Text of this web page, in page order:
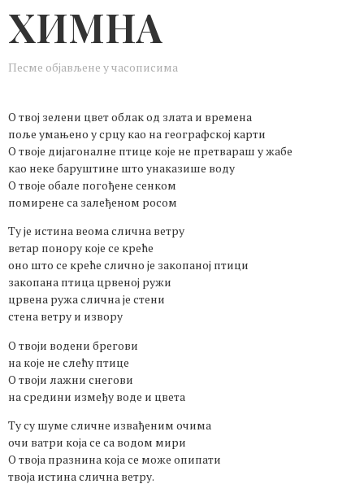
ХИМНА
Песме објављене у часописима
О твој зелени цвет облак од злата и времена
поље умањено у срцу као на географској карти
О твоје дијагоналне птице које не претвараш у жабе
као неке баруштине што унаказише воду
О твоје обале погођене сенком
помирене са залеђеном росом
Ту је истина веома слична ветру
ветар понору које се креће
оно што се креће слично је закопаној птици
закопана птица црвеној ружи
црвена ружа слична је стени
стена ветру и извору
О твоји водени брегови
на које не слећу птице
О твоји лажни снегови
на средини између воде и цвета
Ту су шуме сличне извађеним очима
очи ватри која се са водом мири
О твоја празнина која се може опипати
твоја истина слична ветру.